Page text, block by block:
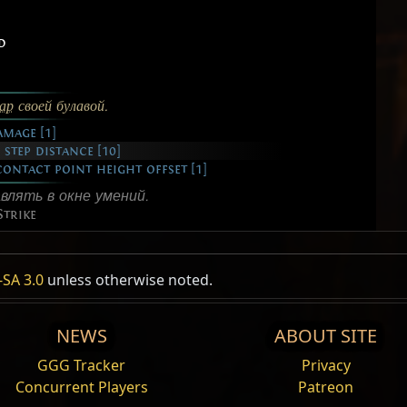
своей булавой.
[1]
distance [10]
point height offset [1]
в окне умений.
Area, AttackInPlace
урон. Усиленные умения
меньше урона от
Эффективность I
Усиливает любое
Area, DualWieldOnly, AttackInPlace
урон. Усиленные умения
меньше урона от
Эффективность I
Усиливает любое
Area, AttackInPlace
урон. Усиленные умения
меньше урона от
Эффективность I
Усиливает любое
Damage%
3.0 unless otherwise noted.
NEWS
GGG Tracker
Concurrent Players
ABOUT SITE
Privacy
Patreon